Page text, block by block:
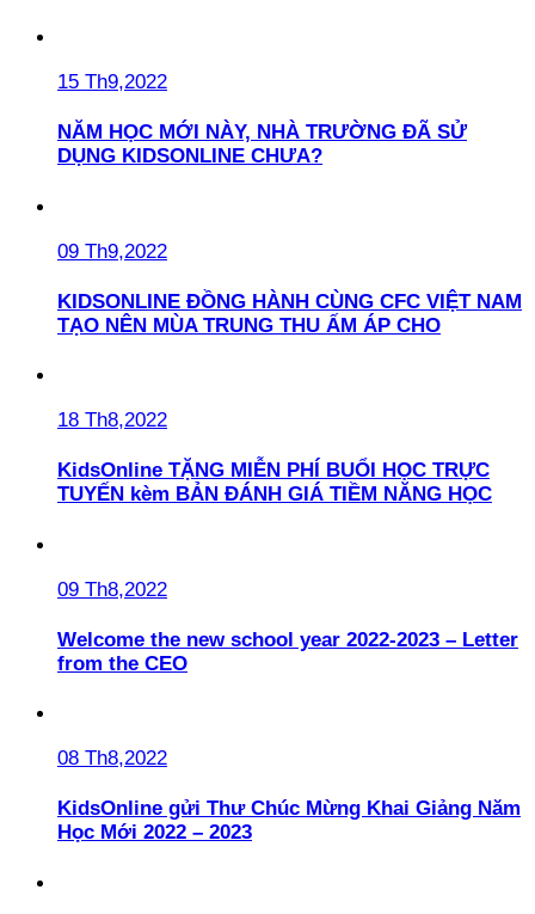
15 Th9,2022
NĂM HỌC MỚI NÀY, NHÀ TRƯỜNG ĐÃ SỬ
DỤNG KIDSONLINE CHƯA?
09 Th9,2022
KIDSONLINE ĐỒNG HÀNH CÙNG CFC VIỆT NAM
TẠO NÊN MÙA TRUNG THU ẤM ÁP CHO
18 Th8,2022
KidsOnline TẶNG MIỄN PHÍ BUỔI HỌC TRỰC
TUYẾN kèm BẢN ĐÁNH GIÁ TIỀM NĂNG HỌC
09 Th8,2022
Welcome the new school year 2022-2023 – Letter
from the CEO
08 Th8,2022
KidsOnline gửi Thư Chúc Mừng Khai Giảng Năm
Học Mới 2022 – 2023